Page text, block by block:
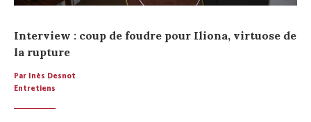
Interview : coup de foudre pour Iliona, virtuose de
la rupture
Par Inès Desnot
Entretiens